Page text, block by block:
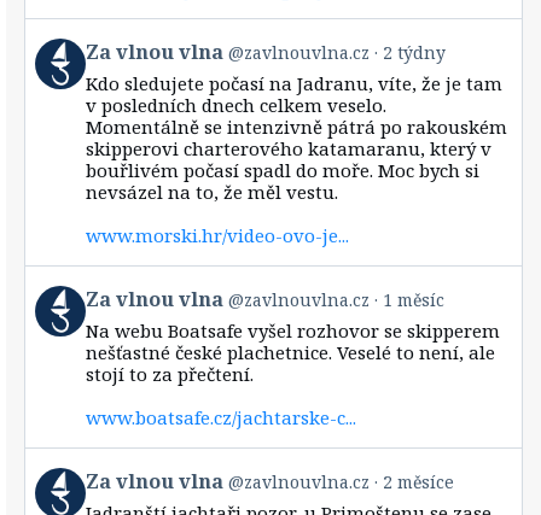
View
post
by
Bluesky
Za vlnou vlna @zavlnouvlna.cz 2 týdny
Kdo sledujete počasí na Jadranu, víte, že je tam
v posledních dnech celkem veselo.
Momentálně se intenzivně pátrá po rakouském
skipperovi charterového katamaranu, který v
bouřlivém počasí spadl do moře. Moc bych si
nevsázel na to, že měl vestu.
www.morski.hr/video-ovo-je...
View
post
by
Za vlnou vlna @zavlnouvlna.cz 1 měsíc
Na webu Boatsafe vyšel rozhovor se skipperem
nešťastné české plachetnice. Veselé to není, ale
stojí to za přečtení.
www.boatsafe.cz/jachtarske-c...
View
post
Za vlnou vlna @zavlnouvlna.cz 2 měsíce